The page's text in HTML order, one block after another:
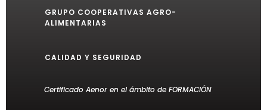
GRUPO COOPERATIVAS AGRO-
ALIMENTARIAS
CALIDAD Y SEGURIDAD
Certificado Aenor en el ámbito de FORMACIÓN